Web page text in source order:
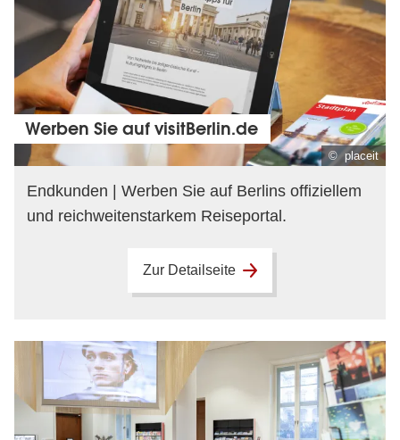
© placeit
Werben Sie auf visitBerlin.de
Endkunden | Werben Sie auf Berlins offiziellem
und reichweitenstarkem Reiseportal.
Zur Detailseite